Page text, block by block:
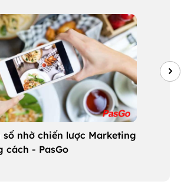
số nhờ chiến lược Marketing
cách - PasGo